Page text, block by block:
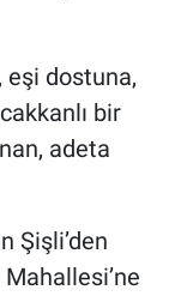
eşi dostuna,
bir
adeta
Şişli’den
Mahallesi’ne